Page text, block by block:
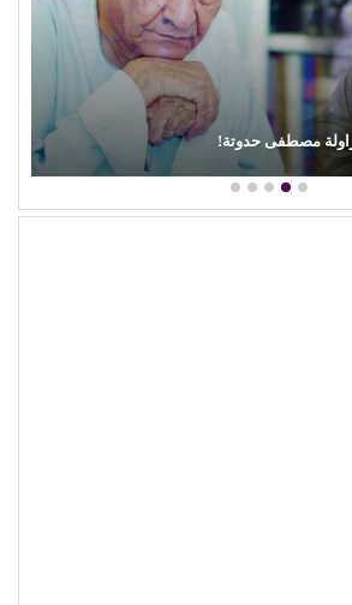
سوق (الترند) واللحم الرخيص!